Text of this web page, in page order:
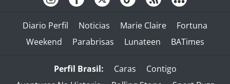
Diario Perfil Noticias Marie Claire
Fortuna
Weekend
Parabrisas Lunateen BATimes
Perfil Brasil: Caras
Contigo